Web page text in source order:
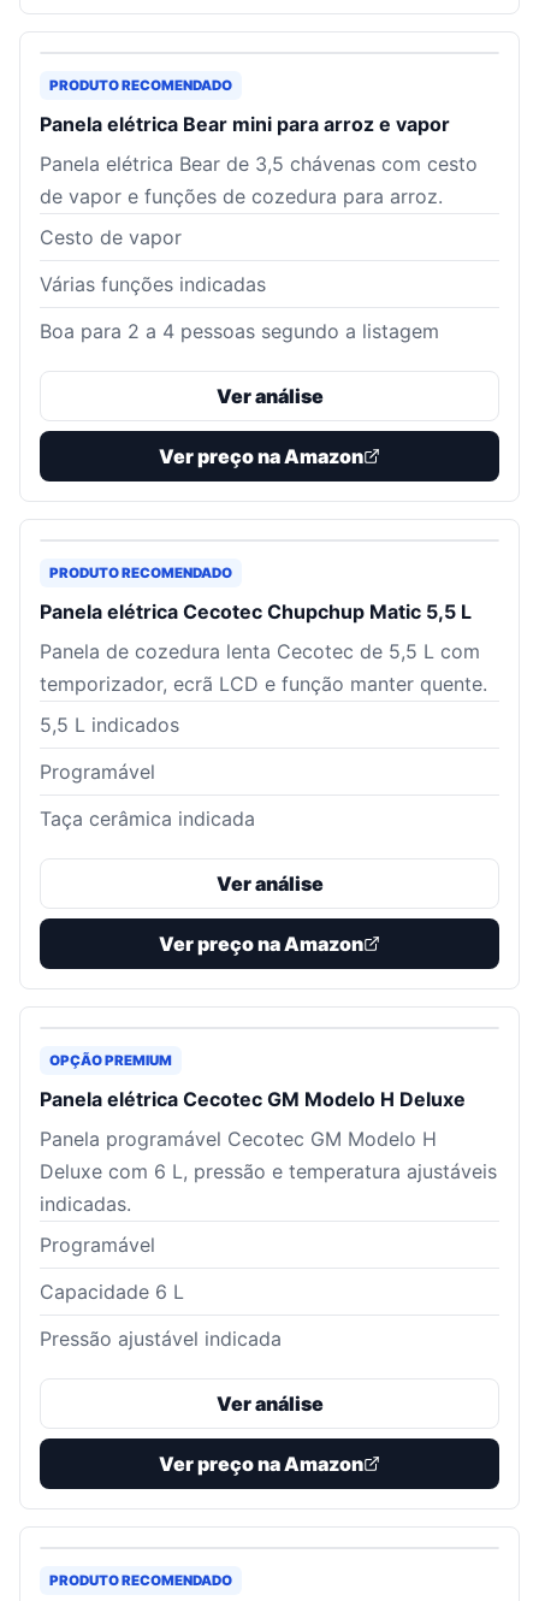
PRODUTO RECOMENDADO
Panela elétrica Bear mini para arroz e vapor
Panela elétrica Bear de 3,5 chávenas com cesto
de vapor e funções de cozedura para arroz.
Cesto de vapor
Várias funções indicadas
Boa para 2 a 4 pessoas segundo a listagem
Ver análise
Ver preço na Amazon
PRODUTO RECOMENDADO
Panela elétrica Cecotec Chupchup Matic 5,5 L
Panela de cozedura lenta Cecotec de 5,5 L com
temporizador, ecrã LCD e função manter quente.
5,5 L indicados
Programável
Taça cerâmica indicada
Ver análise
Ver preço na Amazon
OPÇÃO PREMIUM
Panela elétrica Cecotec GM Modelo H Deluxe
Panela programável Cecotec GM Modelo H
Deluxe com 6 L, pressão e temperatura ajustáveis
indicadas.
Programável
Capacidade 6 L
Pressão ajustável indicada
Ver análise
Ver preço na Amazon
PRODUTO RECOMENDADO